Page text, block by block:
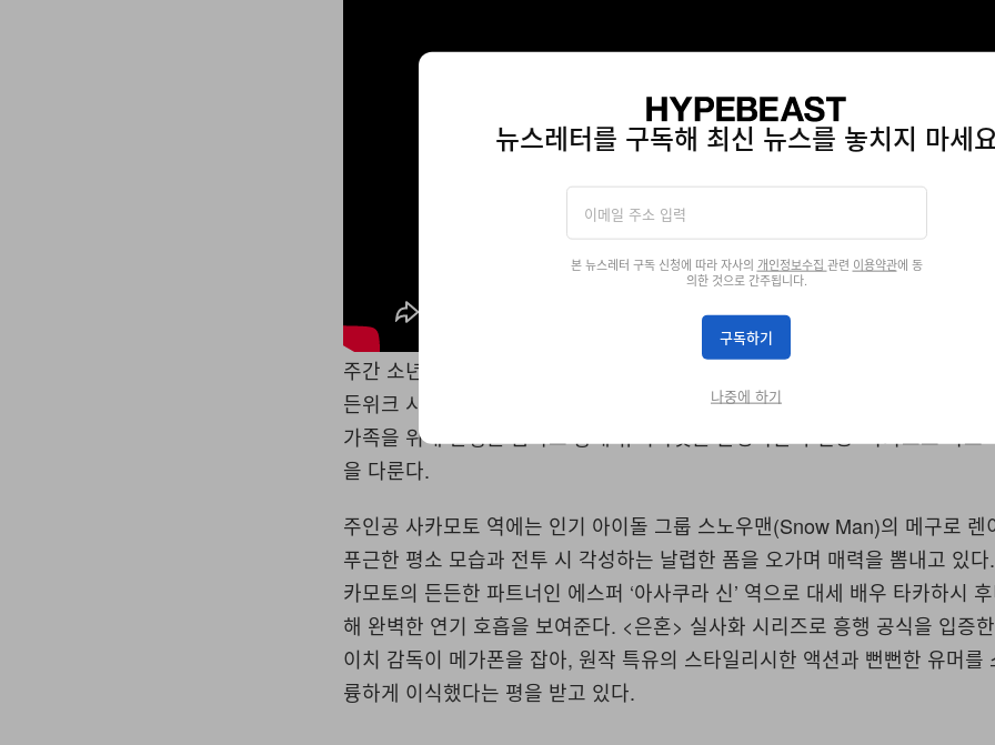
주간 소년 점프의 인기 액션 코미디 만화 <사카모토 데이즈>를 실사화한 영
든위크 시즌에 맞춘 지난 4월 29일 뜨거운 관심 속에 개봉했다. 전설의 킬러
가족을 위해 살생을 금하고 동네 슈퍼마켓을 운영하는 주인공 ‘사카모토 타로
을 다룬다.
주인공 사카모토 역에는 인기 아이돌 그룹 스노우맨(Snow Man)의 메구로 렌
푸근한 평소 모습과 전투 시 각성하는 날렵한 폼을 오가며 매력을 뽐내고 있
카모토의 든든한 파트너인 에스퍼 ‘아사쿠라 신’ 역으로 대세 배우 타카하시
해 완벽한 연기 호흡을 보여준다. <은혼> 실사화 시리즈로 흥행 공식을 입증
이치 감독이 메가폰을 잡아, 원작 특유의 스타일리시한 액션과 뻔뻔한 유머를
륭하게 이식했다는 평을 받고 있다.
뉴스레터를 구독해 최신 뉴스를 놓치지 마세
본 뉴스레터 구독 신청에 따라 자사의 개인정보수집 관련 이용약관에 동
의한 것으로 간주됩니다.
구독하기
나중에 하기